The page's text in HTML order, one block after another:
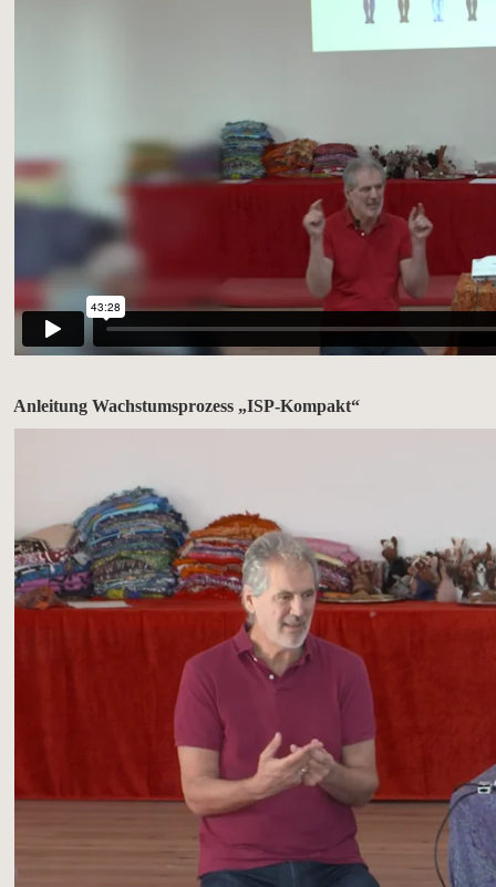
Anleitung Wachstumsprozess „ISP-Kompakt“